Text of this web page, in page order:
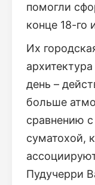
помогли
конце 18-го
Их
день –
больше
сравнению
суматохой,
Пудучерри